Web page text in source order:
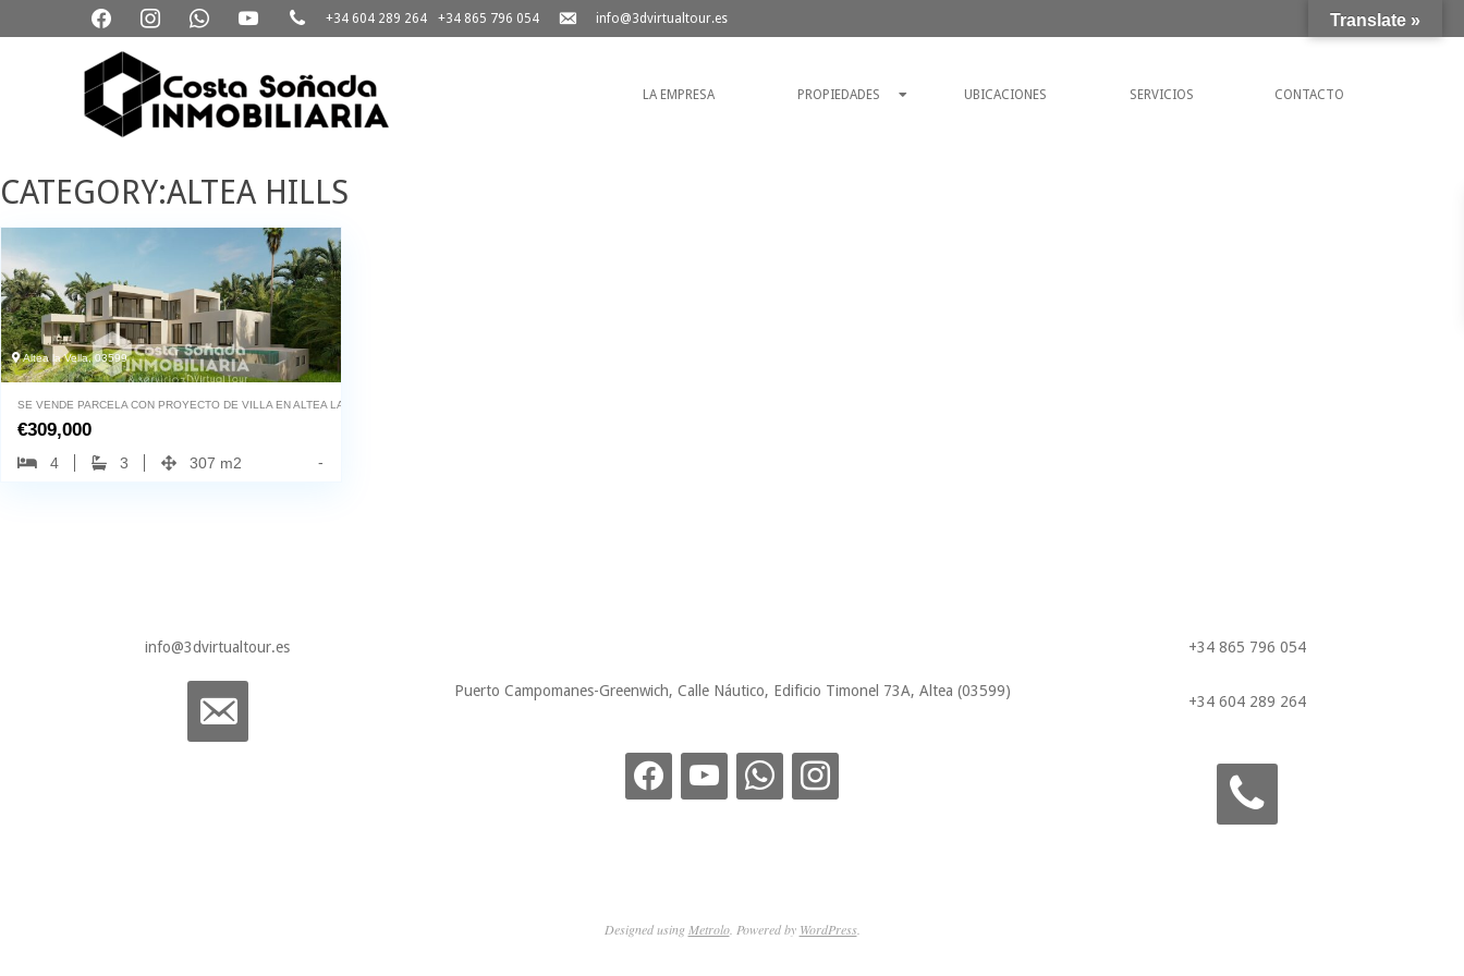
+34 604 289 264 +34 865 796 054 info@3dvirtualtour.es
Virtual
Tour
LA EMPRESA PROPIEDADES UBICACIONES SERVICIOS CONTACTO
CATEGORY:ALTEA HILLS
Altea la Vella, 03599
SE VENDE PARCELA CON PROYECTO DE VILLA EN ALTEA LA VELLA
€309,000
4 3 307 m2 -
info@3dvirtualtour.es
Puerto Campomanes-Greenwich, Calle Náutico, Edificio Timonel 73A, Altea (03599)
+34 865 796 054
+34 604 289 264
Designed using Metrolo. Powered by WordPress.
Translate »